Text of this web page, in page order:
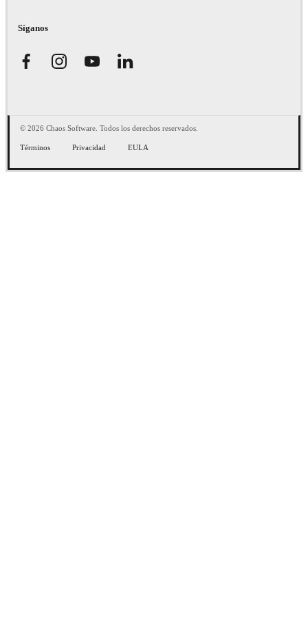
Síganos
© 2026 Chaos Software. Todos los derechos reservados.
Términos Privacidad EULA